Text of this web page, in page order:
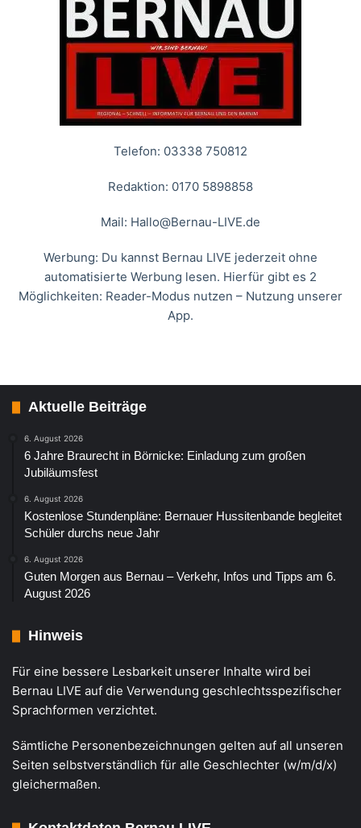
Telefon: 03338 750812
Redaktion: 0170 5898858
Mail: Hallo@Bernau-LIVE.de
Werbung: Du kannst Bernau LIVE jederzeit ohne
automatisierte Werbung lesen. Hierfür gibt es 2
Möglichkeiten: Reader-Modus nutzen – Nutzung unserer
App.
Aktuelle Beiträge
6. August 2026
6 Jahre Braurecht in Börnicke: Einladung zum großen
Jubiläumsfest
6. August 2026
Kostenlose Stundenpläne: Bernauer Hussitenbande begleitet
Schüler durchs neue Jahr
6. August 2026
Guten Morgen aus Bernau – Verkehr, Infos und Tipps am 6.
August 2026
Hinweis
Für eine bessere Lesbarkeit unserer Inhalte wird bei
Bernau LIVE auf die Verwendung geschlechtsspezifischer
Sprachformen verzichtet.
Sämtliche Personenbezeichnungen gelten auf all unseren
Seiten selbstverständlich für alle Geschlechter (w/m/d/x)
gleichermaßen.